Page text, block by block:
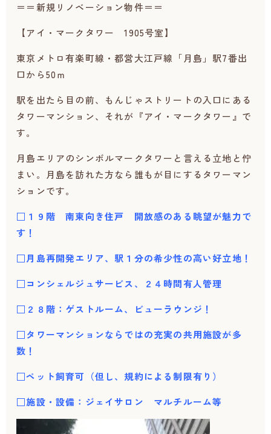
＝＝新規リノベーション物件＝＝
【アイ・マークタワー 1905号室】
東京メトロ有楽町線・都営大江戸線「月島」駅7番出
口から50ｍ
駅を出たら目の前、もんじゃストリートの入口にある
タワーマンション、それが『アイ・マークタワー』で
す。
月島エリアのシンボルマークタワーと言える立地と佇
まい。月島を訪れた方なら誰もが目にするタワーマン
ションです。
□１９階 南東向き住戸 開放感のある眺望が魅力で
す！
□月島再開発エリア、駅１分の希少性の高い好立地！
□コンシェルジュサービス、２４時間有人管理
□２８階：ゲストルーム、ビューラウンジ！
□タワーマンションならではの充実の共用施設が多
数！
□ペット飼育可（但し、規約による制限有り）
□施設・設備：ジェイサロン マルチルーム等